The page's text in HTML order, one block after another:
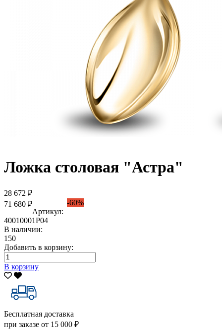
Ложка столовая "Астра"
28 672 ₽
71 680 ₽
-60%
Артикул:
40010001Р04
В наличии:
150
Добавить в корзину:
В корзину
Бесплатная доставка
при заказе от 15 000 ₽